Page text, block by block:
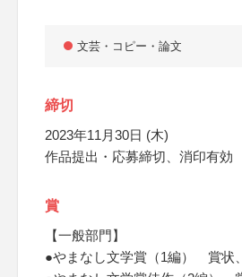
文芸・コピー・論文
締切
2023年11月30日 (木)
作品提出・応募締切、消印有効
賞
【一般部門】
●やまなし文学賞（1編） 賞状